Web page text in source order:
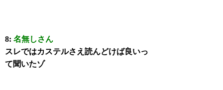
8:名無しさん
スレではカステルさえ読んどけば良いっ
て聞いたゾ